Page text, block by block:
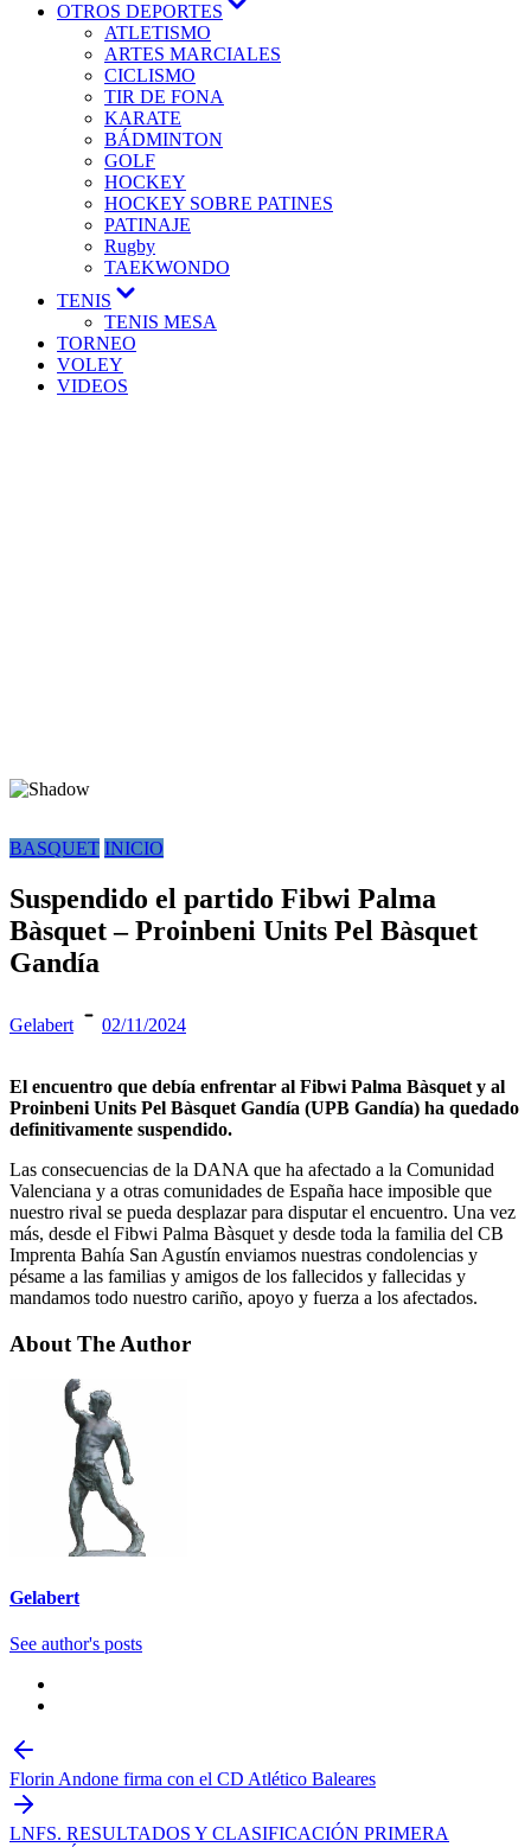
OTROS DEPORTES
ATLETISMO
ARTES MARCIALES
CICLISMO
TIR DE FONA
KARATE
BÁDMINTON
GOLF
HOCKEY
HOCKEY SOBRE PATINES
PATINAJE
Rugby
TAEKWONDO
TENIS
TENIS MESA
TORNEO
VOLEY
VIDEOS
BASQUET INICIO
Suspendido el partido Fibwi Palma
Bàsquet – Proinbeni Units Pel Bàsquet
Gandía
Gelabert 02/11/2024
El encuentro que debía enfrentar al Fibwi Palma Bàsquet y al
Proinbeni Units Pel Bàsquet Gandía (UPB Gandía) ha quedado
definitivamente suspendido.
Las consecuencias de la DANA que ha afectado a la Comunidad
Valenciana y a otras comunidades de España hace imposible que
nuestro rival se pueda desplazar para disputar el encuentro. Una vez
más, desde el Fibwi Palma Bàsquet y desde toda la familia del CB
Imprenta Bahía San Agustín enviamos nuestras condolencias y
pésame a las familias y amigos de los fallecidos y fallecidas y
mandamos todo nuestro cariño, apoyo y fuerza a los afectados.
About The Author
Gelabert
See author's posts
Florin Andone firma con el CD Atlético Baleares
LNFS. RESULTADOS Y CLASIFICACIÓN PRIMERA